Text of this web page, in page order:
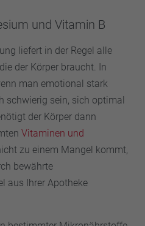
und Vitamin B
liefert in der Regel alle
der Körper braucht. In
man emotional stark
schwierig sein, sich optimal
der Körper dann
Vitaminen und
zu einem Mangel kommt,
bewährte
aus Ihrer Apotheke